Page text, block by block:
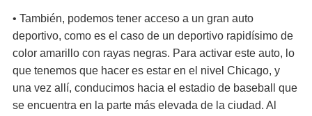
• También, podemos tener acceso a un gran auto
deportivo, como es el caso de un deportivo rapidísimo de
color amarillo con rayas negras. Para activar este auto, lo
que tenemos que hacer es estar en el nivel Chicago, y
una vez allí, conducimos hacia el estadio de baseball que
se encuentra en la parte más elevada de la ciudad. Al